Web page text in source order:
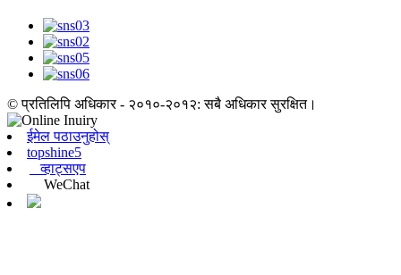
© प्रतिलिपि अधिकार - २०१०-२०१२: सबै अधिकार सुरक्षित।
ईमेल पठाउनुहोस्
topshine5
व्हाट्सएप
WeChat